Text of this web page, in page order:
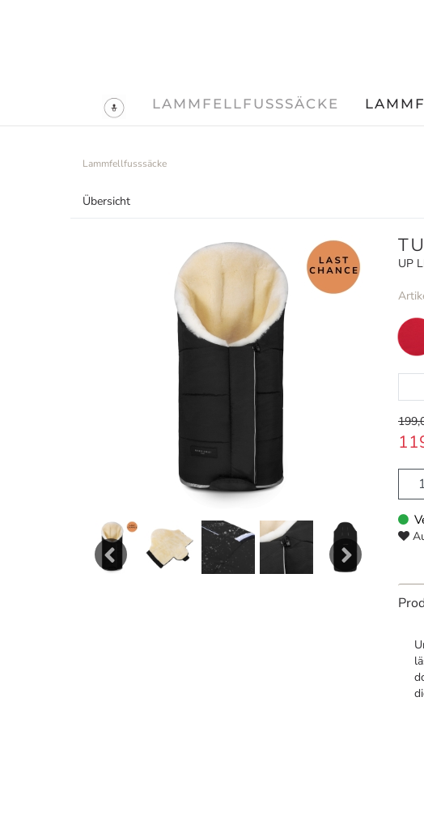
LAMMFELLFUSSSÄCKE
Lammfellfusssäcke
Übersicht
UP